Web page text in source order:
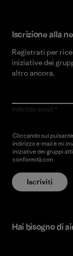
Iscrizione alla
Registrati per
iniziative dei
altro ancora.
Indirizzo email
Cliccando sul
indirizzo e-mail e mi
iniziative dei gruppi
conformità con
Iscriviti
Hai bisogno di